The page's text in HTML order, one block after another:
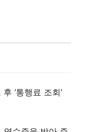
‘통행료 조회’